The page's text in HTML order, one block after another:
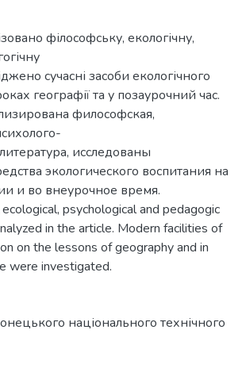
філософську, екологічну,
сучасні засоби екологічного
географії та у позаурочний час.
философская,
исследованы
экологического воспитания на
и во внеурочное время.
psychological and pedagogic
in the article. Modern facilities of
on the lessons of geography and in
were investigated.
національного технічного